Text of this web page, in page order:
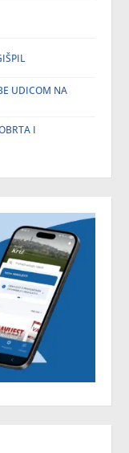
UDICOM NA
I